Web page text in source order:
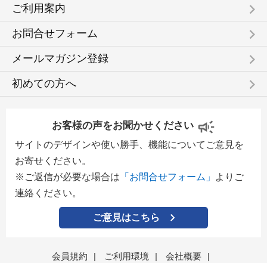
ご利用案内 keyboard_arrow_right
お問合せフォーム keyboard_arrow_right
メールマガジン登録 keyboard_arrow_right
初めての方へ keyboard_arrow_right
お客様の声をお聞かせください
サイトのデザインや使い勝手、機能についてご意見を
お寄せください。
※ご返信が必要な場合は 「お問合せフォーム」
よりご
連絡ください。
ご意見はこちら
会員規約 | ご利用環境 | 会社概要 |